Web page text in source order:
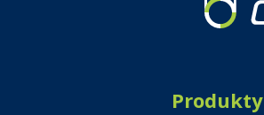
Produkty